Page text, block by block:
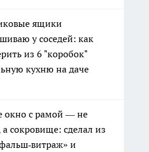
ящики
у соседей: как
из 6 "коробок"
кухню на даче
окно с рамой — не
а сокровище: сделал из
и